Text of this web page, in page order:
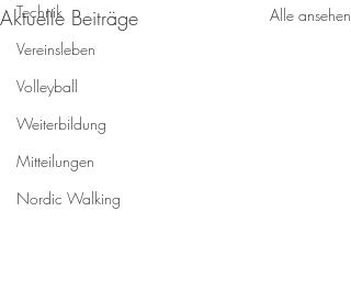
Technik
Vereinsleben
Volleyball
Weiterbildung
Mitteilungen
Nordic Walking
Aktuelle Beiträge Alle ansehen